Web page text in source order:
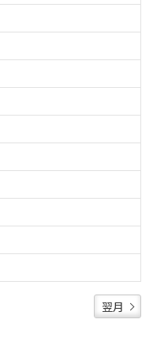
翌月